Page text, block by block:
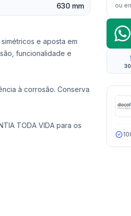
630 mm
e aposta em
funcionalidade e
à corrosão. Conserva
TODA VIDA para os
ou